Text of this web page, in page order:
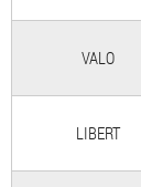
VALO
LIBERT